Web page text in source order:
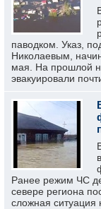
паводком. Указ,
Николаевым,
мая. На прошлой
эвакуировали
Ранее режим ЧС
севере региона
сложная